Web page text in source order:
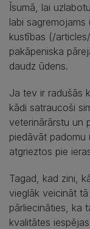
Īsumā, lai
labi
kustības (/
pakāpeniska
daudz ūdens.
Ja tev ir radušās
kādi satraucoši
veterinārārstu un
piedāvāt padomu
atgrieztos pie
Tagad, kad zini,
vieglāk veicināt
pārliecināties, ka
kvalitātes